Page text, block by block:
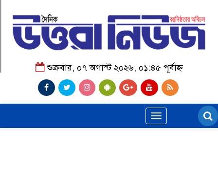
শুক্রবার, ০৭ অগাস্ট ২০২৬, ০১:৪৫ পূর্বাহ্ন
Toggle
navigation